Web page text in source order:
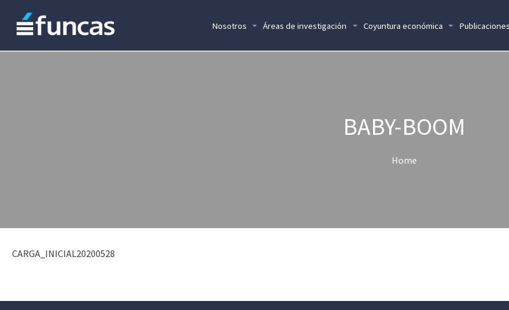
Nosotros Áreas de investigación Coyuntura económica Publicaciones
BABY-BOOM
Home
CARGA_INICIAL20200528